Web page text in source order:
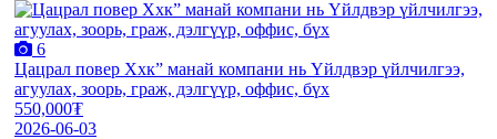
6
Цацрал повер Ххк” манай компани нь Үйлдвэр үйлчилгээ,
агуулах, зоорь, граж, дэлгүүр, оффис, бүх
550,000₮
2026-06-03